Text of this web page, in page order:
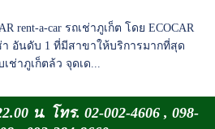
rent-a-car รถเช่าภูเก็ต โดย ECOCAR
า อันดับ 1 ที่มีสาขาให้บริการมากที่สุด
ช่าภูเก็ตล้ว จุดเด...
น. โทร. 02-002-4606 , 098-